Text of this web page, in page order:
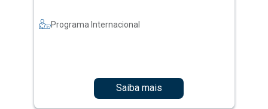
Programa Internacional
Saiba mais